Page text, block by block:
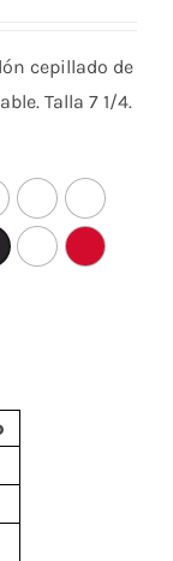
cepillado de
Talla 7 1/4.